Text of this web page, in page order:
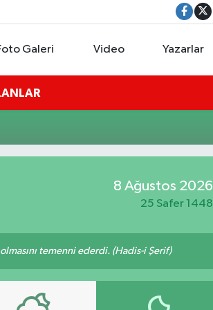
Galeri Video Yazarlar
8 Ağustos 2026
25 Safer 1448
temenni ederdi. (Hadis-i Şerif)